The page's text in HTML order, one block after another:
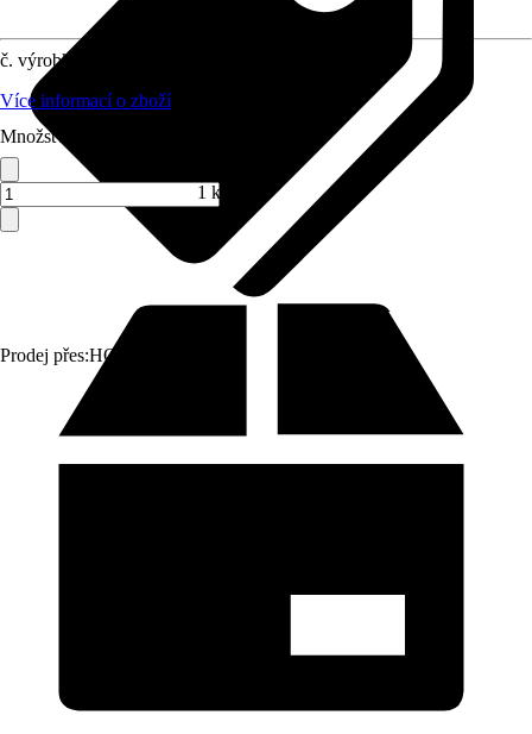
Prodej přes:HORNBACH
č. výrobku
Více informací o zboží
Množství (ks)
1 ks